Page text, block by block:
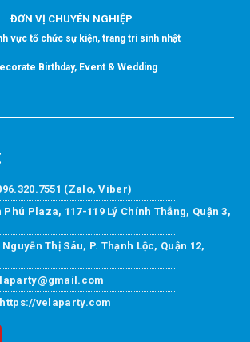
ĐƠN VỊ CHUYÊN NGHIỆP
vực tổ chức sự kiện, trang trí sinh nhật
Birthday, Event & Wedding
(Zalo, Viber)
Phú Plaza, 117-119 Lý Chính Thắng, Quận 3,
Thị Sáu, P. Thạnh Lộc, Quận 12,
velaparty.com